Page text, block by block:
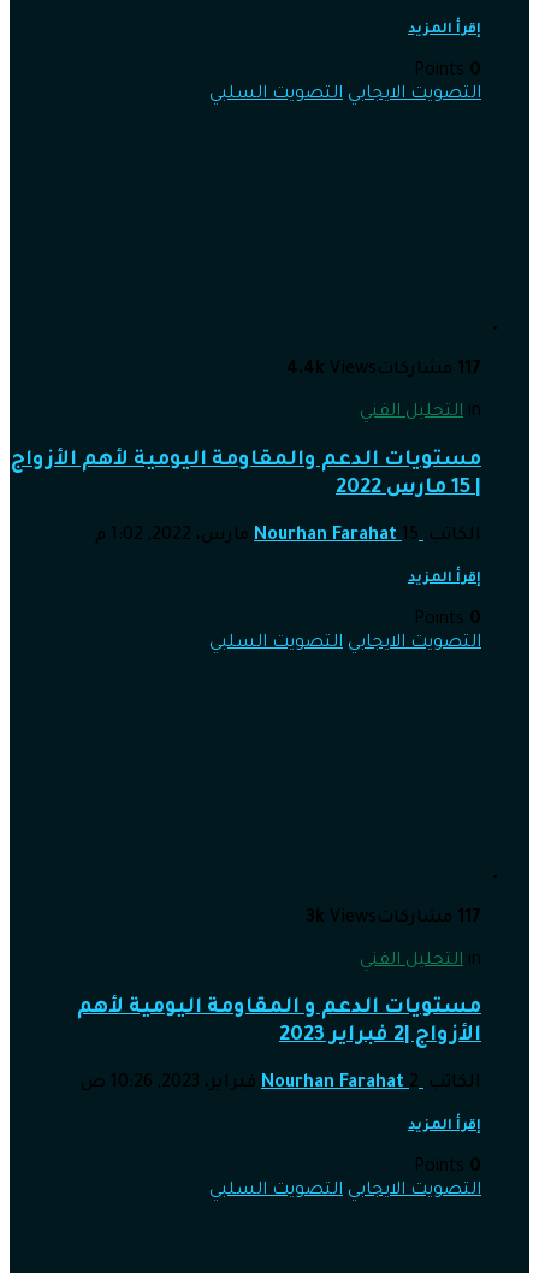
إقرأ المزيد
0
التصويت الايجابي التصويت السلبي
117 مشاركات 4.4k Views
in التحليل الفني
مستويات الدعم والمقاومة اليومية لأهم الأزواج
| 15 مارس 2022
الكاتب Nourhan Farahat 15 مارس، 2022, 1:02 م
إقرأ المزيد
0
التصويت الايجابي التصويت السلبي
117 مشاركات 3k Views
in التحليل الفني
مستويات الدعم و المقاومة اليومية لأهم
الأزواج |2 فبراير 2023
الكاتب Nourhan Farahat 2 فبراير، 2023, 10:26 ص
إقرأ المزيد
0
التصويت الايجابي التصويت السلبي